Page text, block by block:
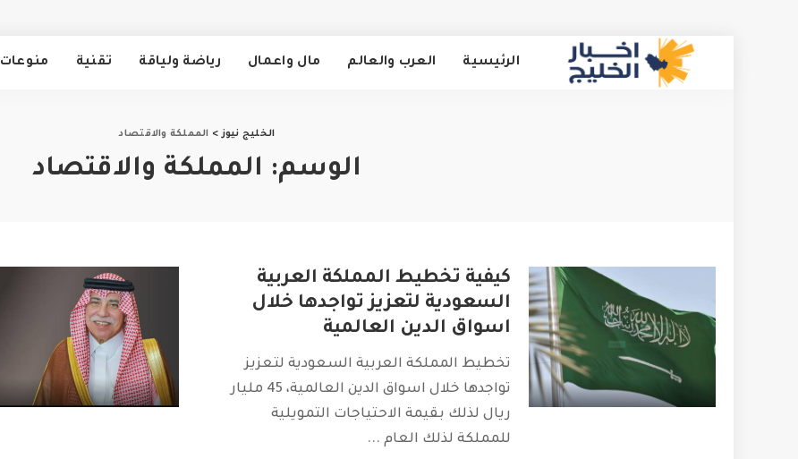
الرئيسية العرب والعالم مال واعمال رياضة ولياقة تقنية منوعات
الخليج نيوز> المملكة والاقتصاد
الوسم: المملكة والاقتصاد
كيفية تخطيط المملكة العربية
السعودية لتعزيز تواجدها خلال
اسواق الدين العالمية
تخطيط المملكة العربية السعودية لتعزيز
تواجدها خلال اسواق الدين العالمية، 45 مليار
ريال لذلك بقيمة الاحتياجات التمويلية
للمملكة لذلك العام ...